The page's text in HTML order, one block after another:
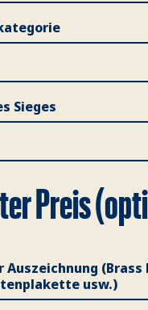
Sieges
Preis
Auszeichnung (Brass
usw.)